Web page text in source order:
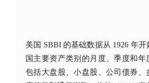
美国 SBBI 的基础数据从 1926 年
国主要资产类别的月度、季度和年
包括大盘股 、小盘股、公司债券